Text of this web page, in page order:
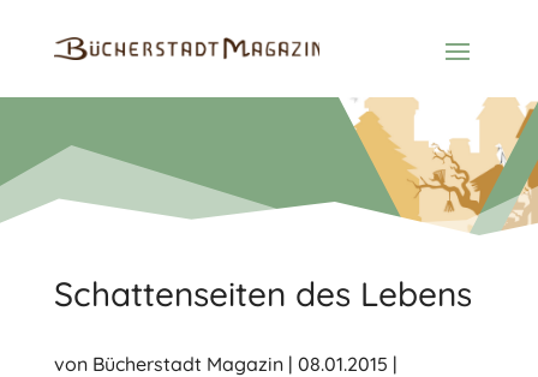
Schattenseiten des Lebens
von Bücherstadt Magazin| 08.01.2015 |